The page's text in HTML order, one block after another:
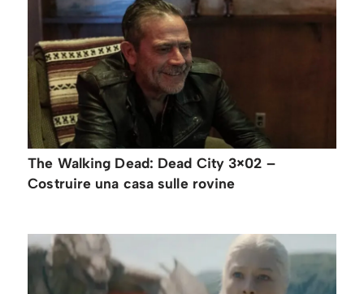
The Walking Dead: Dead City 3×02 –
Costruire una casa sulle rovine